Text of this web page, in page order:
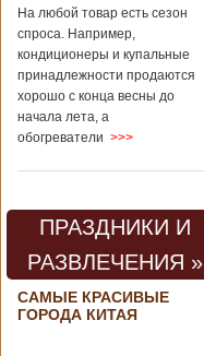
На любой товар есть сезон
спроса. Например,
кондиционеры и купальные
принадлежности продаются
хорошо с конца весны до
начала лета, а
обогреватели >>>
ПРАЗДНИКИ И
РАЗВЛЕЧЕНИЯ »
САМЫЕ КРАСИВЫЕ
ГОРОДА КИТАЯ